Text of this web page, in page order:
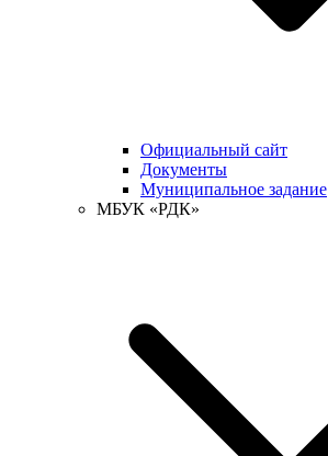
Официальный сайт
Документы
Муниципальное задание
МБУК «РДК»